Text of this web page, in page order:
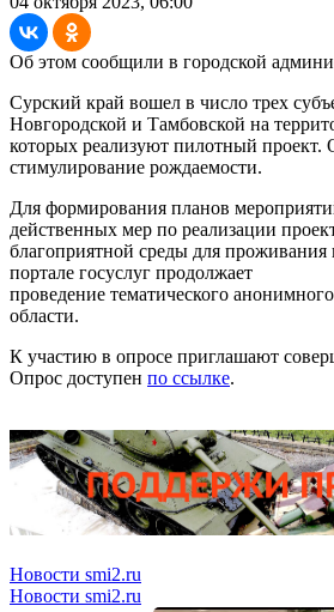
Об этом сообщили в городской
Сурский край вошел в число трех
Новгородской и Тамбовской на
которых реализуют пилотный проект.
стимулирование рождаемости.
Для формирования планов
действенных мер по реализации
благоприятной среды для проживания
портале госуслуг продолжает
проведение тематического
области.
К участию в опросе приглашают
Опрос доступен по ссылке.
Новости smi2.ru
Новости smi2.ru